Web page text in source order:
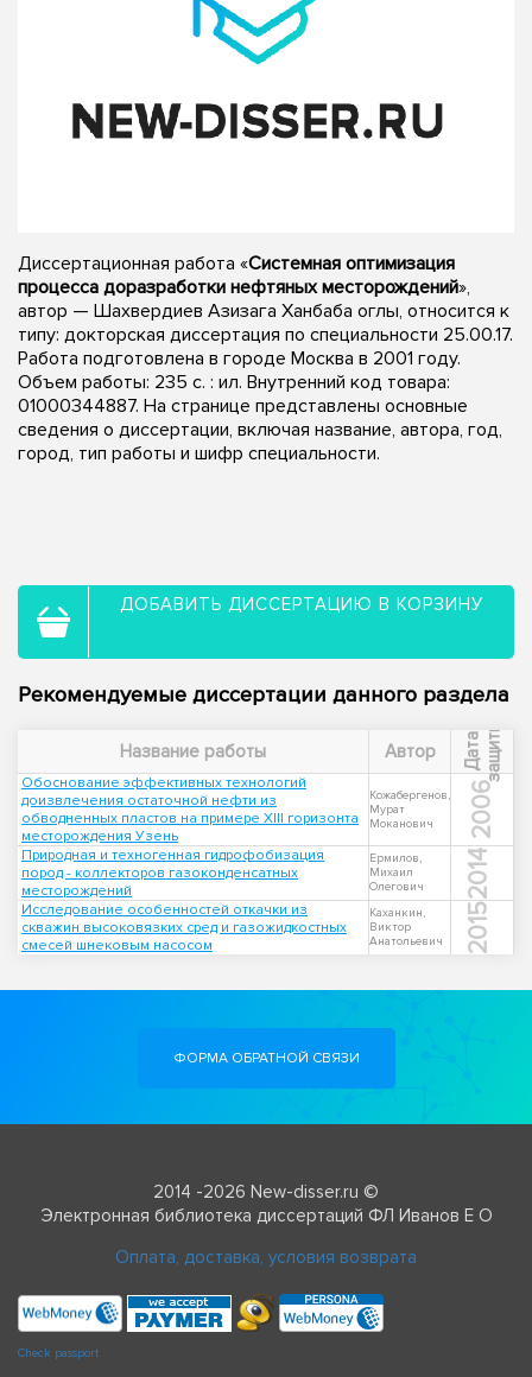
Диссертационная работа «Системная оптимизация
процесса доразработки нефтяных месторождений»,
автор — Шахвердиев Азизага Ханбаба оглы, относится к
типу: докторская диссертация по специальности 25.00.17.
Работа подготовлена в городе Москва в 2001 году.
Объем работы: 235 с. : ил. Внутренний код товара:
01000344887. На странице представлены основные
сведения о диссертации, включая название, автора, год,
город, тип работы и шифр специальности.
ДОБАВИТЬ ДИССЕРТАЦИЮ В КОРЗИНУ
Рекомендуемые диссертации данного раздела
Название работы Автор Д
а
т
а
з
а
щ
и
т ы
Обоснование эффективных технологий
доизвлечения остаточной нефти из
обводненных пластов на примере XIII горизонта
месторождения Узень
Кожабергенов,
Мурат
Моканович
2006
Природная и техногенная гидрофобизация
пород - коллекторов газоконденсатных
месторождений
Ермилов,
Михаил
Олегович
2014
Исследование особенностей откачки из
скважин высоковязких сред и газожидкостных
смесей шнековым насосом
Каханкин,
Виктор
Анатольевич
2015
ФОРМА ОБРАТНОЙ СВЯЗИ
2014 -2026 New-disser.ru ©
Электронная библиотека диссертаций ФЛ Иванов Е О
Оплата, доставка, условия возврата
Check passport